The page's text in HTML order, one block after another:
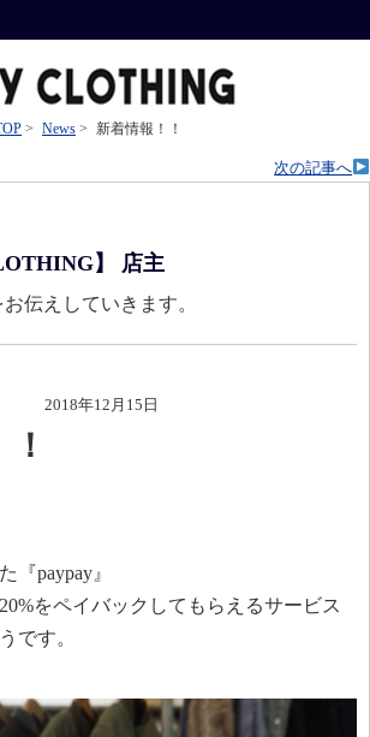
> News > 新着情報！！
次の記事へ
】 店主
伝えしていきます。
2018年12月15日
『paypay』
をペイバックしてもらえるサービス
です。